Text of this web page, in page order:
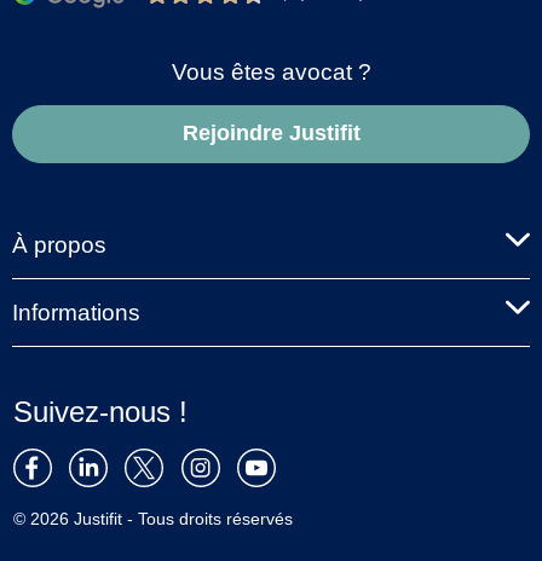
Vous êtes avocat ?
Rejoindre Justifit
À propos
Informations
Suivez-nous !
© 2026 Justifit - Tous droits réservés